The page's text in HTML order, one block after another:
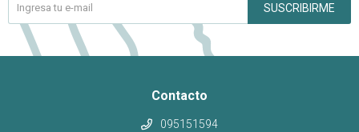
Contacto
095151594
SUSCRIBIRME